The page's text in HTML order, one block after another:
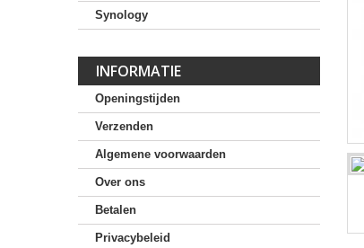
Synology
INFORMATIE
Openingstijden
Verzenden
Algemene voorwaarden
Over ons
Betalen
Privacybeleid